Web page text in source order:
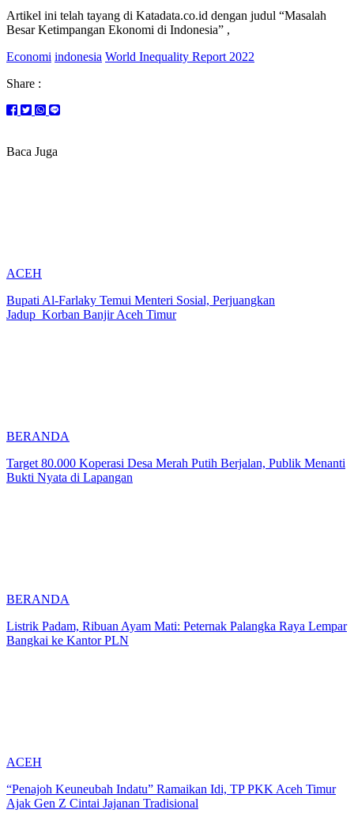
Artikel ini telah tayang di Katadata.co.id dengan judul “Masalah
Besar Ketimpangan Ekonomi di Indonesia” ,
Economi indonesia World Inequality Report 2022
Share :
Baca Juga
ACEH
Bupati Al-Farlaky Temui Menteri Sosial, Perjuangkan
Jadup Korban Banjir Aceh Timur
BERANDA
Target 80.000 Koperasi Desa Merah Putih Berjalan, Publik Menanti
Bukti Nyata di Lapangan
BERANDA
Listrik Padam, Ribuan Ayam Mati: Peternak Palangka Raya Lempar
Bangkai ke Kantor PLN
ACEH
“Penajoh Keuneubah Indatu” Ramaikan Idi, TP PKK Aceh Timur
Ajak Gen Z Cintai Jajanan Tradisional